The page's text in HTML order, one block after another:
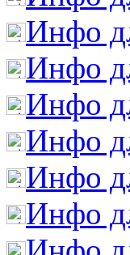
Инфо
Инфо
Инфо
Инфо
Инфо
Инфо